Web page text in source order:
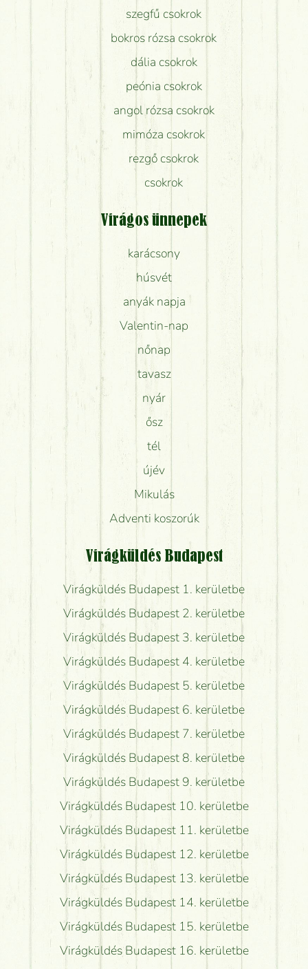
szegfű csokrok
bokros rózsa csokrok
dália csokrok
peónia csokrok
angol rózsa csokrok
mimóza csokrok
rezgő csokrok
csokrok
Virágos ünnepek
karácsony
húsvét
anyák napja
Valentin-nap
nőnap
tavasz
nyár
ősz
tél
újév
Mikulás
Adventi koszorúk
Virágküldés Budapest
Virágküldés Budapest 1. kerületbe
Virágküldés Budapest 2. kerületbe
Virágküldés Budapest 3. kerületbe
Virágküldés Budapest 4. kerületbe
Virágküldés Budapest 5. kerületbe
Virágküldés Budapest 6. kerületbe
Virágküldés Budapest 7. kerületbe
Virágküldés Budapest 8. kerületbe
Virágküldés Budapest 9. kerületbe
Virágküldés Budapest 10. kerületbe
Virágküldés Budapest 11. kerületbe
Virágküldés Budapest 12. kerületbe
Virágküldés Budapest 13. kerületbe
Virágküldés Budapest 14. kerületbe
Virágküldés Budapest 15. kerületbe
Virágküldés Budapest 16. kerületbe